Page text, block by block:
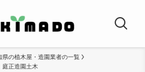
県の植木屋・造園業者の一覧
庭正造園土木